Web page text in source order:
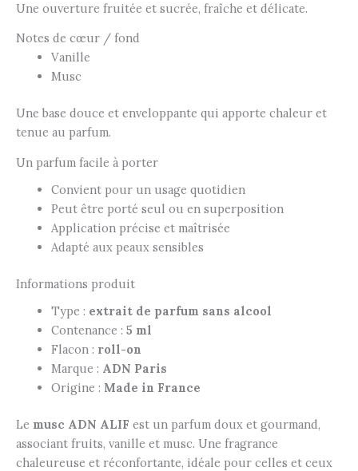
Une ouverture fruitée et sucrée, fraîche et délicate.
Notes de cœur / fond
Vanille
Musc
Une base douce et enveloppante qui apporte chaleur et
tenue au parfum.
Un parfum facile à porter
Convient pour un usage quotidien
Peut être porté seul ou en superposition
Application précise et maîtrisée
Adapté aux peaux sensibles
Informations produit
Type : extrait de parfum sans alcool
Contenance : 5 ml
Flacon : roll-on
Marque : ADN Paris
Origine : Made in France
Le musc ADN ALIF est un parfum doux et gourmand,
associant fruits, vanille et musc. Une fragrance
chaleureuse et réconfortante, idéale pour celles et ceux